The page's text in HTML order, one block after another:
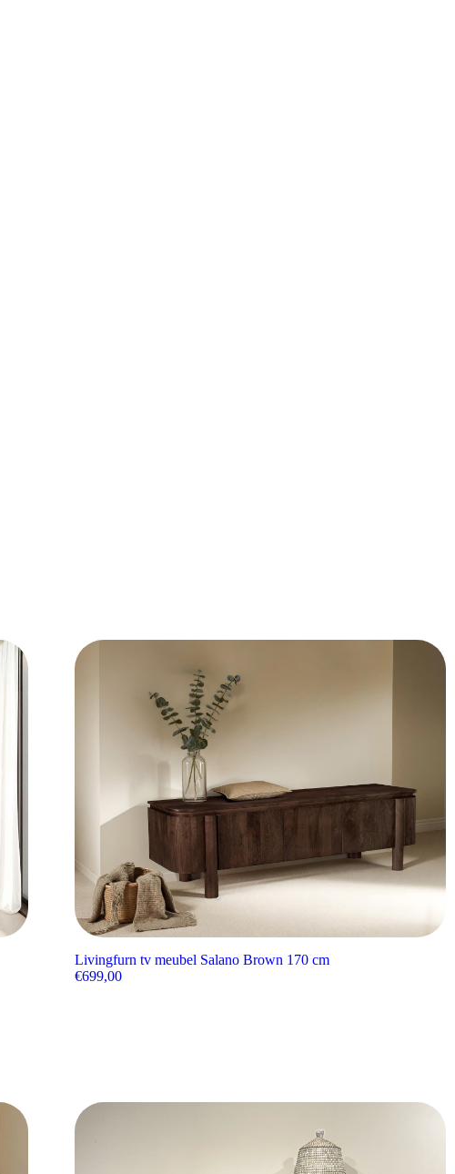
Livingfurn tv meubel Salano Brown 170 cm
€699,00